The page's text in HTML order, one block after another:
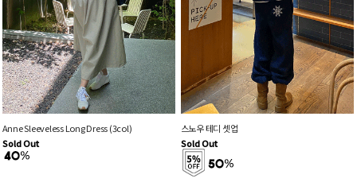
Anne Sleeveless Long Dress (3col)
Sold Out
스노우 테디 셋업
Sold Out